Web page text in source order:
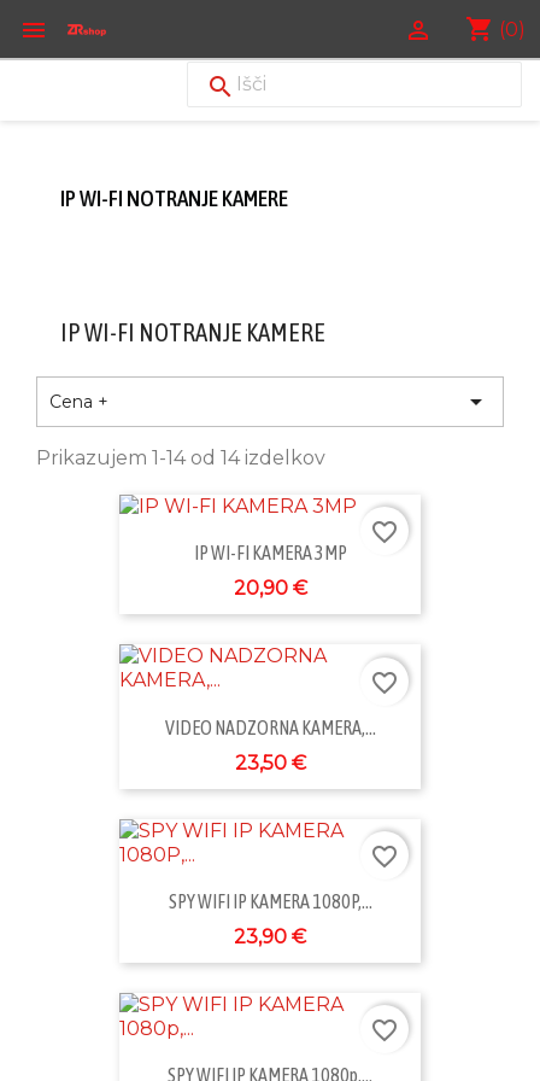
 shopping_cart (0)


IP WI-FI NOTRANJE KAMERE
IP WI-FI NOTRANJE KAMERE
Cena + 
Prikazujem 1-14 od 14 izdelkov
IP WI-FI KAMERA 3MP
20,90 €
favorite_border
VIDEO NADZORNA KAMERA,...
23,50 €
favorite_border
SPY WIFI IP KAMERA 1080P,...
23,90 €
favorite_border
SPY WIFI IP KAMERA 1080p,...
favorite_border